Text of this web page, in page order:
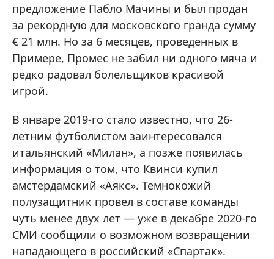
предложение Пабло Мачины и был продан
за рекордную для московского гранда сумму
€ 21 млн. Но за 6 месяцев, проведенных в
Примере, Промес не забил ни одного мяча и
редко радовал болельщиков красивой
игрой.
В январе 2019-го стало известно, что 26-
летним футболистом заинтересовался
итальянский «Милан», а позже появилась
информация о том, что Квинси купил
амстердамский «Аякс». Темнокожий
полузащитник провел в составе команды
чуть менее двух лет — уже в декабре 2020-го
СМИ сообщили о возможном возвращении
нападающего в российский «Спартак».